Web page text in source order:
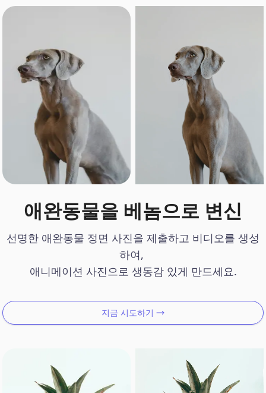
애완동물을 베놈으로 변신
선명한 애완동물 정면 사진을 제출하고 비디오를 생성
하여,
애니메이션 사진으로 생동감 있게 만드세요.
지금 시도하기